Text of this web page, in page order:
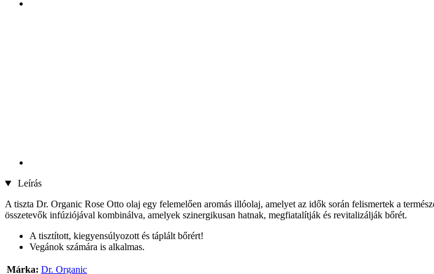
Leírás
A tiszta Dr. Organic Rose Otto olaj egy felemelően aromás illóolaj, amelyet az idők során felismertek a
összetevők infúziójával kombinálva, amelyek szinergikusan hatnak, megfiatalítják és revitalizálják bőrét.
A tisztított, kiegyensúlyozott és táplált bőrért!
Vegánok számára is alkalmas.
Márka: Dr. Organic